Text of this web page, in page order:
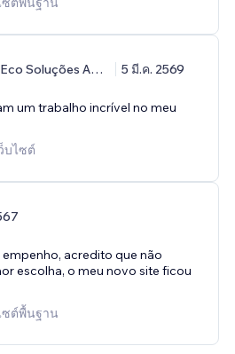
EmbalaEco Soluções Ambientais 5 มี.ค. 2569
um trabalho incrível no meu
บไซต์
acredito que não
escolha, o meu novo site ficou
ซต์พื้นฐาน